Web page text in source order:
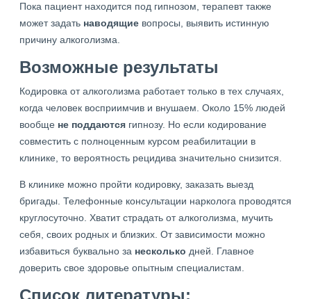
Пока пациент находится под гипнозом, терапевт также
может задать наводящие вопросы, выявить истинную
причину алкоголизма.
Возможные результаты
Кодировка от алкоголизма работает только в тех случаях,
когда человек восприимчив и внушаем. Около 15% людей
вообще не поддаются гипнозу. Но если кодирование
совместить с полноценным курсом реабилитации в
клинике, то вероятность рецидива значительно снизится.
В клинике можно пройти кодировку, заказать выезд
бригады. Телефонные консультации нарколога проводятся
круглосуточно. Хватит страдать от алкоголизма, мучить
себя, своих родных и близких. От зависимости можно
избавиться буквально за несколько дней. Главное
доверить свое здоровье опытным специалистам.